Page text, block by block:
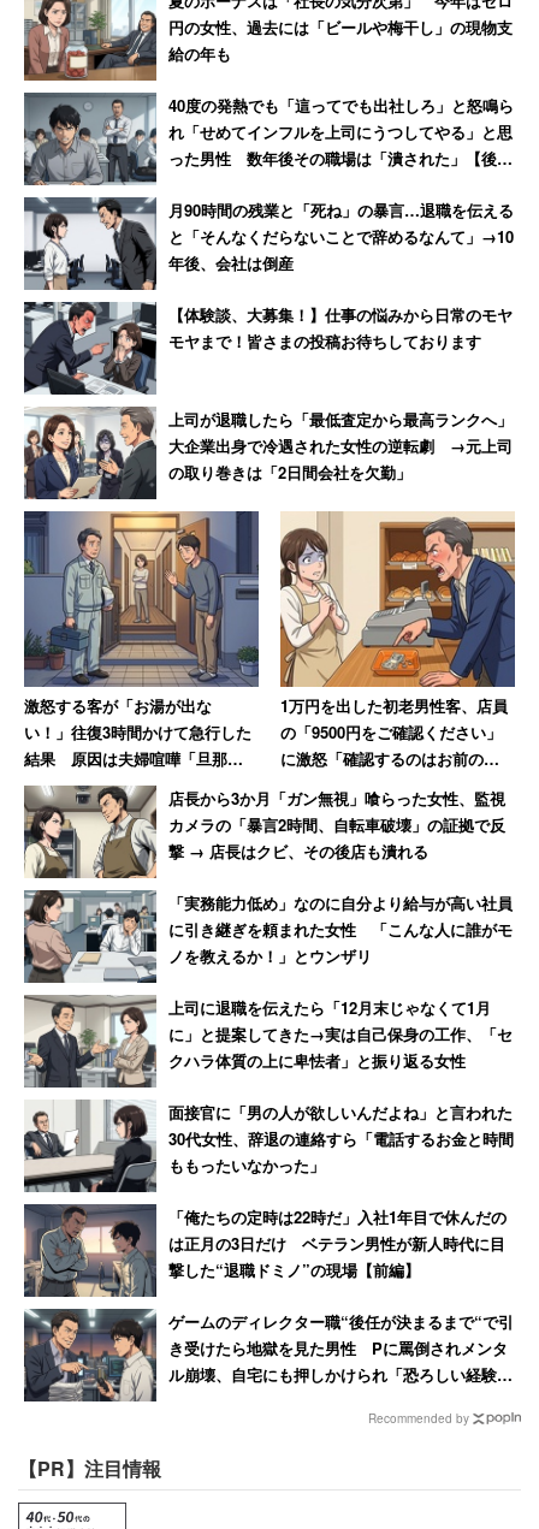
・現在の世帯年収でどのような生活を送っていますか？
満足している点、不満な点、エピソードを教えてくださ
い。
円の女性、過去には「ビールや梅干し」の現物支
給の年も
40度の発熱でも「這ってでも出社しろ」と怒鳴ら
れ「せめてインフルを上司にうつしてやる」と思
った男性 数年後その職場は「潰された」【後
月90時間の残業と「死ね」の暴言…退職を伝える
と「そんなくだらないことで辞めるなんて」→10
年後、会社は倒産
【体験談、大募集！】仕事の悩みから日常のモヤ
モヤまで！皆さまの投稿お待ちしております
上司が退職したら「最低査定から最高ランクへ」
大企業出身で冷遇された女性の逆転劇 →元上司
の取り巻きは「2日間会社を欠勤」
激怒する客が「お湯が出な
い！」往復3時間かけて急行した
結果 原因は夫婦喧嘩「旦那が
入浴中に奥さんがスイッチを切
っただけ」
1万円を出した初老男性客、店員
の「9500円をご確認ください」
に激怒「確認するのはお前の仕
事だろ!」→妻には頭が上がらず
大人しくなる
店長から3か月「ガン無視」喰らった女性、監視
カメラの「暴言2時間、自転車破壊」の証拠で反
撃 → 店長はクビ、その後店も潰れる
「実務能力低め」なのに自分より給与が高い社員
に引き継ぎを頼まれた女性 「こんな人に誰がモ
ノを教えるか！」とウンザリ
上司に退職を伝えたら「12月末じゃなくて1月
に」と提案してきた→実は自己保身の工作、「セ
クハラ体質の上に卑怯者」と振り返る女性
面接官に「男の人が欲しいんだよね」と言われた
30代女性、辞退の連絡すら「電話するお金と時間
ももったいなかった」
「俺たちの定時は22時だ」入社1年目で休んだの
は正月の3日だけ ベテラン男性が新人時代に目
撃した“退職ドミノ”の現場【前編】
ゲームのディレクター職“後任が決まるまで“で引
き受けたら地獄を見た男性 Pに罵倒されメンタ
ル崩壊、自宅にも押しかけられ「恐ろしい経験で
Recommended by
【PR】注目情報